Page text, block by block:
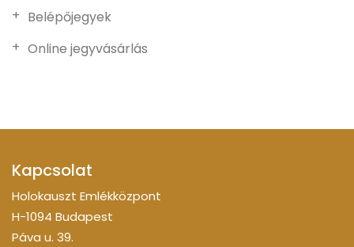
Belépőjegyek
Online jegyvásárlás
Kapcsolat
Holokauszt Emlékközpont
H-1094 Budapest
Páva u. 39.